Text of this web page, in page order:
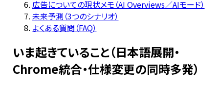
広告についての現状メモ（AI Overviews／AIモード）
未来予測（3つのシナリオ）
よくある質問（FAQ）
いま起きていること（日本語展開・
Chrome統合・仕様変更の同時多発）